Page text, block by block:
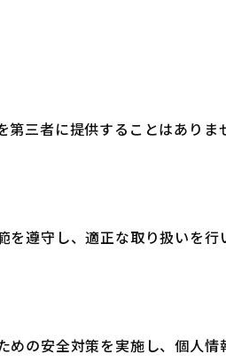
三者に提供することはありま
遵守し、適正な取り扱いを行
の安全対策を実施し、個人